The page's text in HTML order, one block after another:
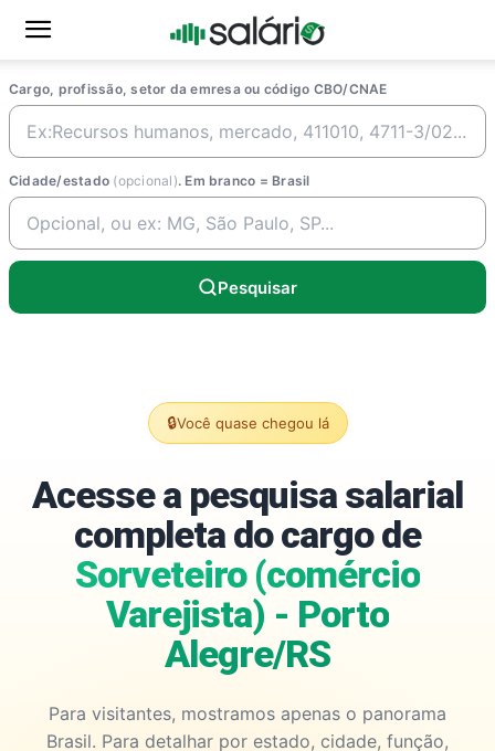
Cargo, profissão, setor da emresa ou código CBO/CNAE
Cidade/estado (opcional). Em branco = Brasil
Pesquisar
🔒Você quase chegou lá
Acesse a pesquisa salarial
completa do cargo de
Sorveteiro (comércio
Varejista) - Porto
Alegre/RS
Para visitantes, mostramos apenas o panorama
Brasil. Para detalhar por estado, cidade, função,